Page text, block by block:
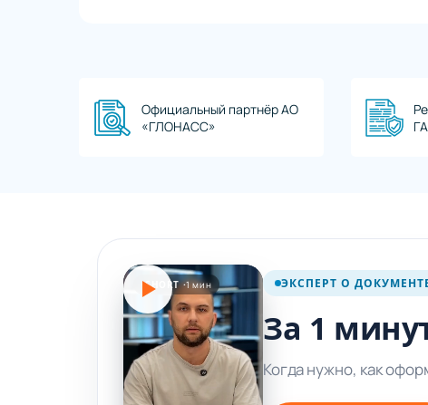
Официальный партнёр АО
«ГЛОНАСС»
SHORT ·1 мин ЭКСПЕРТ О
За 1
Когда нужно, как